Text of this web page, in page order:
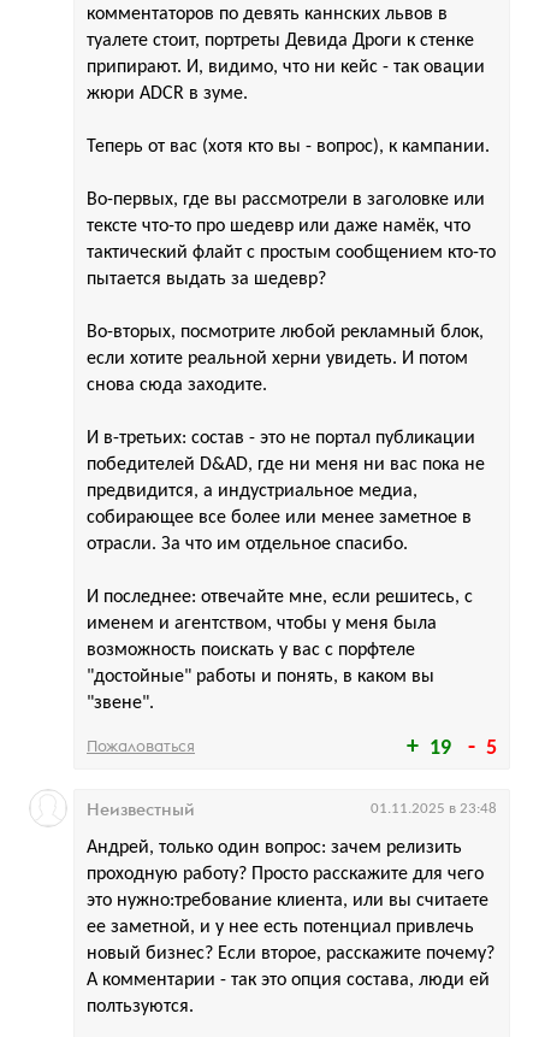
19 5
комментаторов по девять каннских львов в
туалете стоит, портреты Девида Дроги к стенке
припирают. И, видимо, что ни кейс - так овации
жюри ADCR в зуме.
Теперь от вас (хотя кто вы - вопрос), к кампании.
Во-первых, где вы рассмотрели в заголовке или
тексте что-то про шедевр или даже намёк, что
тактический флайт с простым сообщением кто-то
пытается выдать за шедевр?
Во-вторых, посмотрите любой рекламный блок,
если хотите реальной херни увидеть. И потом
снова сюда заходите.
И в-третьих: состав - это не портал публикации
победителей D&AD, где ни меня ни вас пока не
предвидится, а индустриальное медиа,
собирающее все более или менее заметное в
отрасли. За что им отдельное спасибо.
И последнее: отвечайте мне, если решитесь, с
именем и агентством, чтобы у меня была
возможность поискать у вас с порфтеле
"достойные" работы и понять, в каком вы
"звене".
Пожаловаться
Андрей, только один вопрос: зачем релизить
проходную работу? Просто расскажите для чего
это нужно:требование клиента, или вы считаете
ее заметной, и у нее есть потенциал привлечь
новый бизнес? Если второе, расскажите почему?
А комментарии - так это опция состава, люди ей
полтьзуются.
Неизвестный 01.11.2025 в 23:48